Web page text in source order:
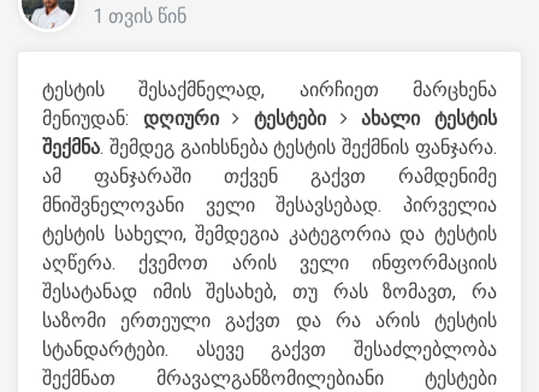
1 თვის წინ
ტესტის შესაქმნელად, აირჩიეთ მარცხენა
მენიუდან: დღიური ტესტები
ახალი ტესტის
შექმნა. შემდეგ გაიხსნება ტესტის შექმნის ფანჯარა.
ამ ფანჯარაში თქვენ გაქვთ რამდენიმე
მნიშვნელოვანი ველი შესავსებად. პირველია
ტესტის სახელი, შემდეგია კატეგორია და ტესტის
აღწერა. ქვემოთ არის ველი ინფორმაციის
შესატანად იმის შესახებ, თუ რას ზომავთ, რა
საზომი ერთეული გაქვთ და რა არის ტესტის
სტანდარტები. ასევე გაქვთ შესაძლებლობა
შექმნათ მრავალგანზომილებიანი ტესტები